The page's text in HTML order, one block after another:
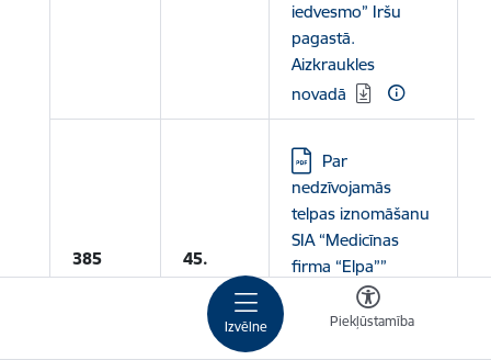
Izvēlne Piekļūstamība
iedvesmo” Iršu
pagastā.
Aizkraukles
novadā
385 45.
Lejupielādēt:
Par
nedzīvojamās
telpas iznomāšanu
SIA “Medicīnas
firma “Elpa””
Melioratoru ielā 1,
Koknesē,